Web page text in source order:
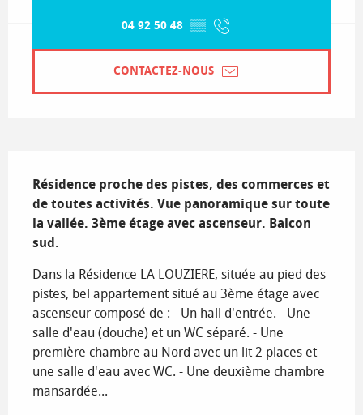
04 92 50 48 ▒▒
CONTACTEZ-NOUS
Résidence proche des pistes, des commerces et
de toutes activités. Vue panoramique sur toute
la vallée. 3ème étage avec ascenseur. Balcon
sud.
Dans la Résidence LA LOUZIERE, située au pied des
pistes, bel appartement situé au 3ème étage avec
ascenseur composé de : - Un hall d'entrée. - Une
salle d'eau (douche) et un WC séparé. - Une
première chambre au Nord avec un lit 2 places et
une salle d'eau avec WC. - Une deuxième chambre
mansardée...